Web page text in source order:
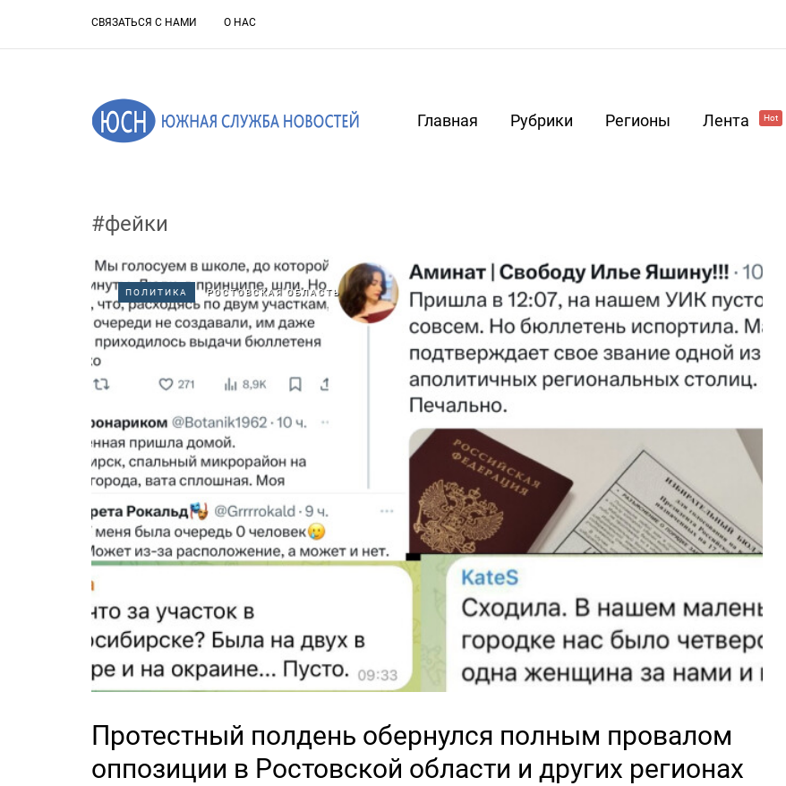
СВЯЗАТЬСЯ С НАМИ О НАС
Главная Рубрики Регионы Лента Hot
#фейки
ПОЛИТИКА РОСТОВСКАЯ ОБЛАСТЬ
Протестный полдень обернулся полным провалом
оппозиции в Ростовской области и других регионах